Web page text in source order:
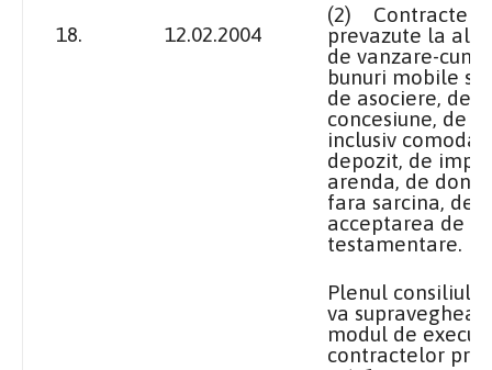
18. 12.02.2004
(2) Contractele
prevazute la alin
de vanzare-
bunuri mobile si
de asociere, de
concesiune, de
inclusiv
depozit, de
arenda, de
fara sarcina, de
acceptarea de
testamentare.
Plenul
va supraveghea
modul de
contractelor